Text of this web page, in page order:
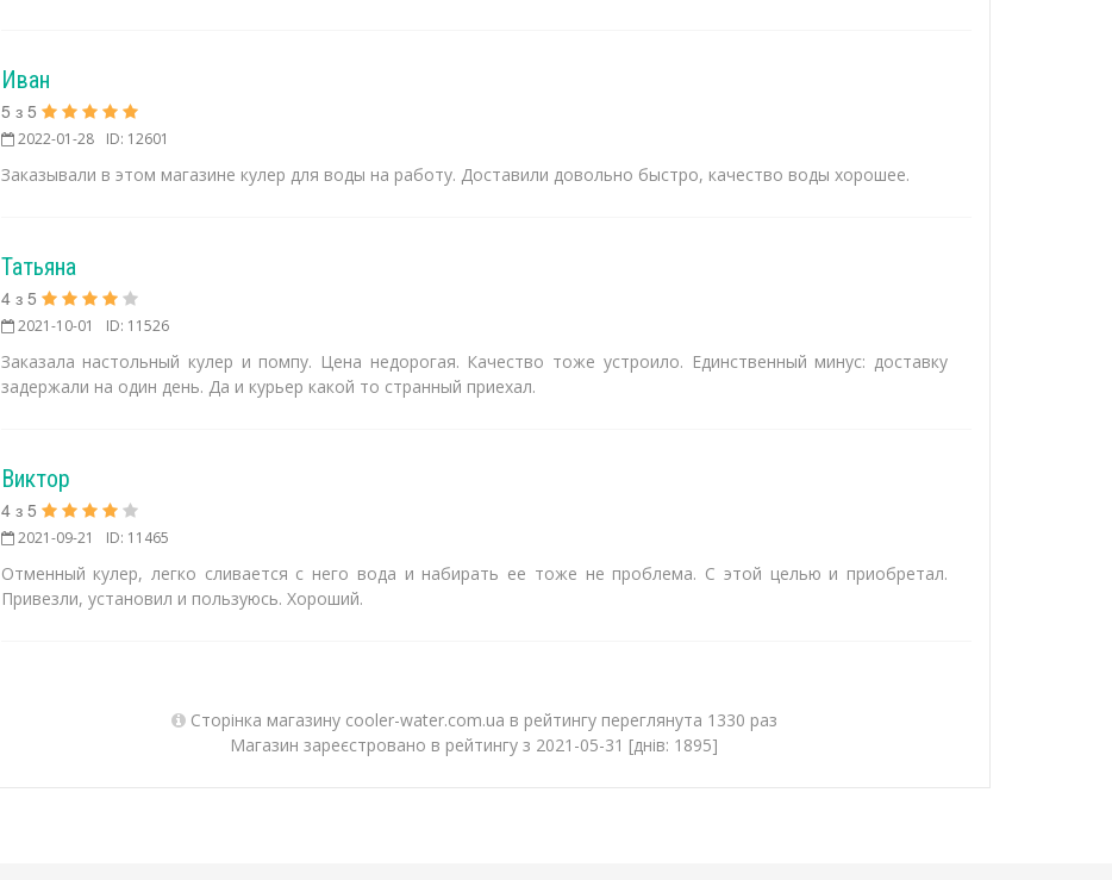
Иван
5 з 5
2022-01-28 ID: 12601
Заказывали в этом магазине кулер для воды на работу. Доставили довольно быстро, качество воды хорошее.
Татьяна
4з 5
2021-10-01 ID: 11526
Заказала настольный кулер и помпу. Цена недорогая. Качество тоже устроило. Единственный минус: доставку
задержали на один день. Да и курьер какой то странный приехал.
Виктор
4з 5
2021-09-21 ID: 11465
Отменный кулер, легко сливается с него вода и набирать ее тоже не проблема. С этой целью и приобретал.
Привезли, установил и пользуюсь. Хороший.
Сторінка магазину cooler-water.com.ua в рейтингу переглянута 1330 раз
Магазин зареєстровано в рейтингу з 2021-05-31 [днів: 1895]